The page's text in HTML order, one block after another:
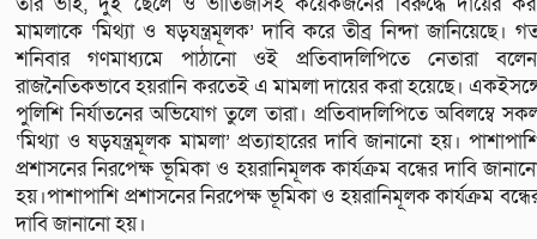
মামলাকে ‘মিথ্যা ও ষড়যন্ত্রমূলক’ দাবি করে তীব্র নিন্দা জানিয়েছে।
শনিবার গণমাধ্যমে পাঠানো ওই প্রতিবাদলিপিতে নেতারা
রাজনৈতিকভাবে হয়রানি করতেই এ মামলা দায়ের করা হয়েছে।
পুলিশি নির্যাতনের অভিযোগ তুলে তারা। প্রতিবাদলিপিতে অবিলম্বে
‘মিথ্যা ও ষড়যন্ত্রমূলক মামলা’ প্রত্যাহারের দাবি জানানো হয়।
প্রশাসনের নিরপেক্ষ ভূমিকা ও হয়রানিমূলক কার্যক্রম বন্ধের দাবি
হয়।পাশাপাশি প্রশাসনের নিরপেক্ষ ভূমিকা ও হয়রানিমূলক কার্যক্রম
দাবি জানানো হয়।